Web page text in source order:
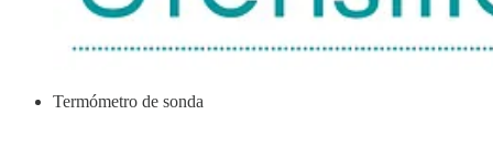
Termómetro de sonda